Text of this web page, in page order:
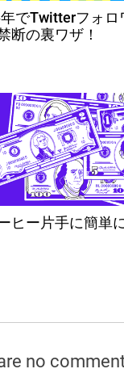
年でTwitterフォロ
断の裏ワザ！
ヒー片手に簡単
no